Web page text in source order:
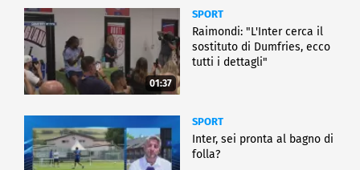
01:37
SPORT
Raimondi: "L'Inter cerca il
sostituto di Dumfries, ecco
tutti i dettagli"
SPORT
Inter, sei pronta al bagno di
folla?